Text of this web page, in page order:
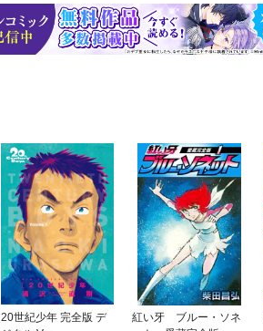
20世紀少年 完全版 デ
紅い牙 ブルー・ソネ